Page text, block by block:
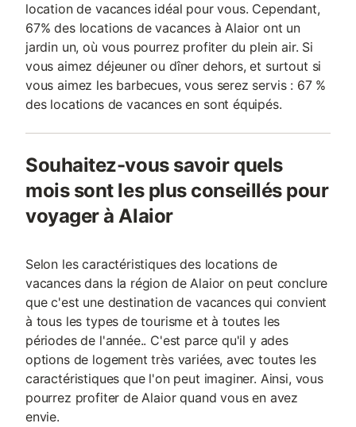
location de vacances idéal pour vous. Cependant,
67% des locations de vacances à Alaior ont un
jardin un, où vous pourrez profiter du plein air. Si
vous aimez déjeuner ou dîner dehors, et surtout si
vous aimez les barbecues, vous serez servis : 67 %
des locations de vacances en sont équipés.
Souhaitez-vous savoir quels
mois sont les plus conseillés pour
voyager à Alaior
Selon les caractéristiques des locations de
vacances dans la région de Alaior on peut conclure
que c'est une destination de vacances qui convient
à tous les types de tourisme et à toutes les
périodes de l'année.. C'est parce qu'il y ades
options de logement très variées, avec toutes les
caractéristiques que l'on peut imaginer. Ainsi, vous
pourrez profiter de Alaior quand vous en avez
envie.